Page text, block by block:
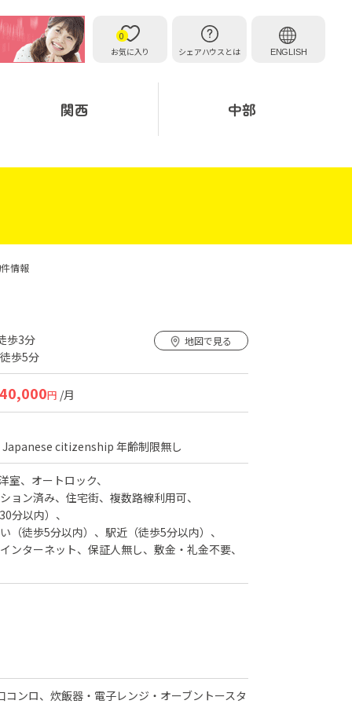
お気に入り
0
シェアハウスとは
ENGLISH
関西 中部
情報
歩3分
歩5分
地図で見る
40,000円 /月
Japanese citizenship 年齢制限無し
室
オートロック
ョン済み
住宅街
複数路線利用可
分以内）
（徒歩5分以内）
駅近（徒歩5分以内）
ンターネット
保証人無し 敷金・礼金不要
ンロ、炊飯器・電子レンジ・オーブントースタ